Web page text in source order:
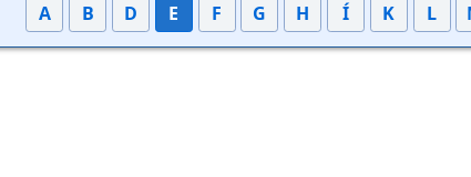
A B D E F G H Í K L